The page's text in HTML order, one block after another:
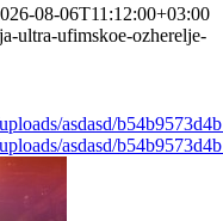
08-06T11:12:00+03:00
ultra-ufimskoe-ozherelje-
asdasd/
asdasd/